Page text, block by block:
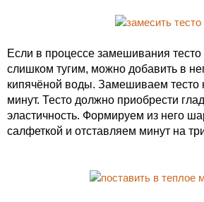
Если в процессе замешивания тесто
слишком тугим, можно добавить в
кипячёной воды. Замешиваем тесто
минут. Тесто должно приобрести
эластичность. Формируем из него
салфеткой и отставляем минут на